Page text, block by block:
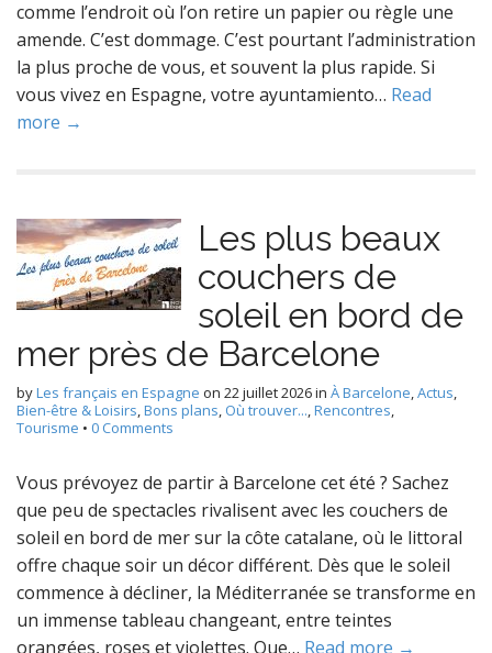
comme l’endroit où l’on retire un papier ou règle une
amende. C’est dommage. C’est pourtant l’administration
la plus proche de vous, et souvent la plus rapide. Si
vous vivez en Espagne, votre ayuntamiento… Read
more →
Les plus beaux
couchers de
soleil en bord de
mer près de Barcelone
byLes français en Espagne on 22 juillet 2026in À Barcelone,Actus,
Bien-être & Loisirs,Bons plans, Où trouver...,Rencontres,
Tourisme • 0 Comments
Vous prévoyez de partir à Barcelone cet été ? Sachez
que peu de spectacles rivalisent avec les couchers de
soleil en bord de mer sur la côte catalane, où le littoral
offre chaque soir un décor différent. Dès que le soleil
commence à décliner, la Méditerranée se transforme en
un immense tableau changeant, entre teintes
orangées, roses et violettes. Que… Read more →